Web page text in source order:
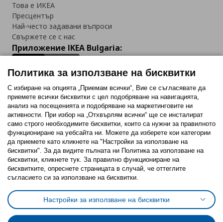
Това е ИКЕА
Пресцентър
Най-често задавани въпроси
Свържете се с нас
Приложение IKEA Bulgaria:
Последвайте ни:
FacebookTwitterYoutubePinterestInstagram
Политика за използване на бисквитки (Cookies)
Избор на настройки за използване на бисквитки
Условия за ползване на ikea.bgОбща политика за личните данни
Политика за защита на личните данни на ikea.bg
Политика за използване на бисквитки
С избиране на опцията „Приемам всички“, Вие се съгласявате да
приемете всички бисквитки с цел подобряване на навигацията,
анализ на посещенията и подобряване на маркетинговите ни
активности. При избор на „Отхвърлям всички“ ще се инсталират
само строго необходимитe бисквитки, които са нужни за правилното
функциониране на уебсайта ни. Можете да изберете кои категории
да приемете като кликнете на "Настройки за използване на
бисквитки". За да видите пълната ни Политика за използване на
бисквитки, кликнете тук. За правилно функциониране на
бисквитките, опреснете страницата в случай, че оттеглите
съгласието си за използване на бисквитки.
Настройки за използване на бисквитки